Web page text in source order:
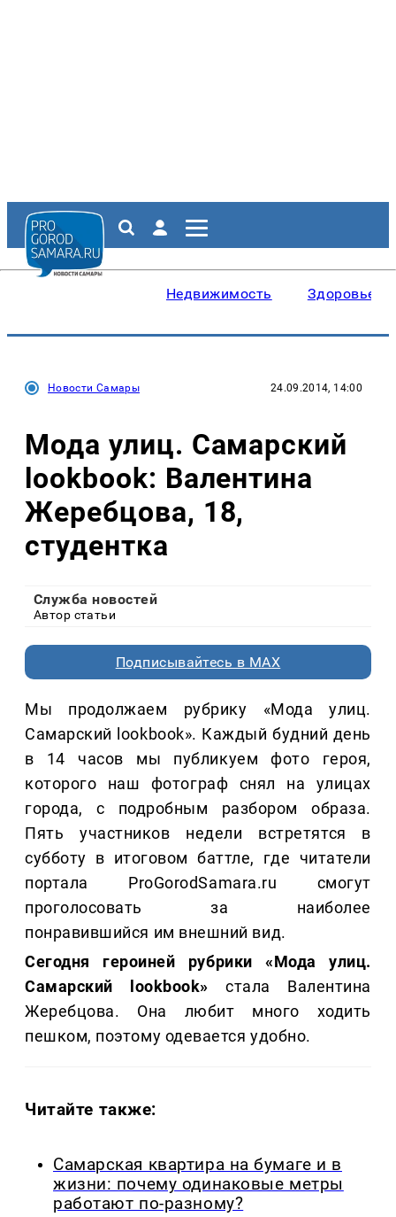
Недвижимость Здоровье
Новости Самары 24.09.2014, 14:00
Мода улиц. Самарский
lookbook: Валентина
Жеребцова, 18,
студентка
Служба новостей
Автор статьи
Подписывайтесь в MAX
Мы продолжаем рубрику «Мода улиц.
Самарский lookbook». Каждый будний день
в 14 часов мы публикуем фото героя,
которого наш фотограф снял на улицах
города, с подробным разбором образа.
Пять участников недели встретятся в
субботу в итоговом баттле, где читатели
портала ProGorodSamara.ru смогут
проголосовать за наиболее
понравившийся им внешний вид.
Сегодня героиней рубрики «Мода улиц.
Самарский lookbook» стала Валентина
Жеребцова. Она любит много ходить
пешком, поэтому одевается удобно.
Читайте также:
Самарская квартира на бумаге и в
жизни: почему одинаковые метры
работают по-разному?